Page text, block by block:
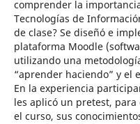
comprender la
Tecnologías de
de clase? Se diseñó e
plataforma Moodle
utilizando una
“aprender haciendo” y el
En la experiencia
les aplicó un pretest,
el curso, sus